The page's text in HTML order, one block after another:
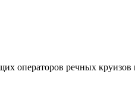
операторов речных